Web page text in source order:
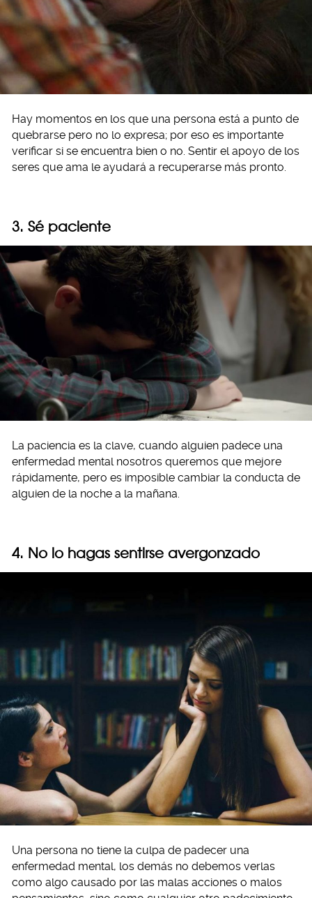
Hay momentos en los que una persona está a punto de
quebrarse pero no lo expresa; por eso es importante
verificar si se encuentra bien o no. Sentir el apoyo de los
seres que ama le ayudará a recuperarse más pronto.
3. Sé paciente
La paciencia es la clave, cuando alguien padece una
enfermedad mental nosotros queremos que mejore
rápidamente, pero es imposible cambiar la conducta de
alguien de la noche a la mañana.
4. No lo hagas sentirse avergonzado
Una persona no tiene la culpa de padecer una
enfermedad mental, los demás no debemos verlas
como algo causado por las malas acciones o malos